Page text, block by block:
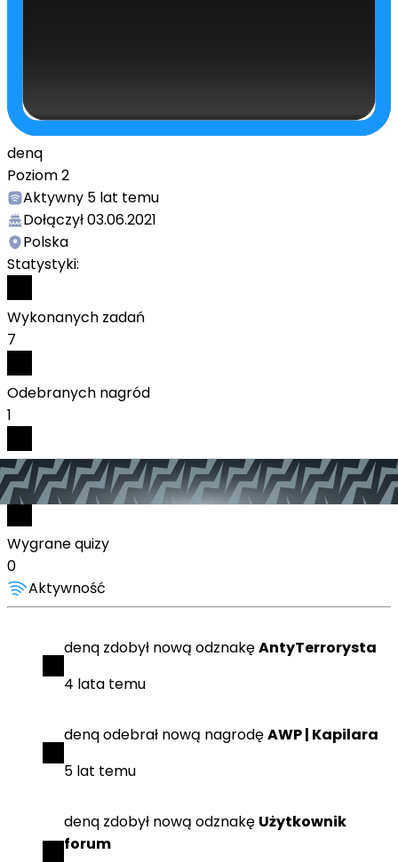
denq
Poziom2
Aktywny 5 lat temu
Dołączył03.06.2021
Polska
Statystyki:
Wykonanych zadań
7
Odebranych nagród
1
Zagranych quizów
0
Wygrane quizy
0
Aktywność
denq zdobył nową odznakęAntyTerrorysta
4 lata temu
denqodebrał nową nagrodęAWP | Kapilara
5 lat temu
denq zdobył nową odznakę Użytkownik
forum